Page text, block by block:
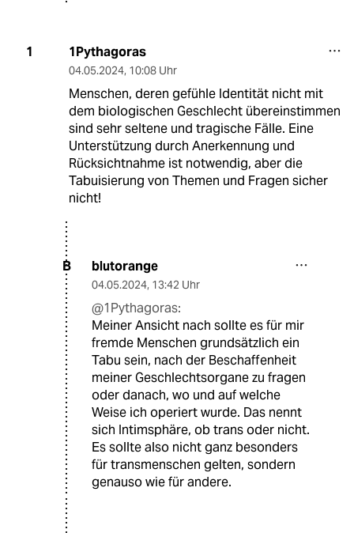
1 1Pythagoras
04.05.2024, 10:08 Uhr
Menschen, deren gefühle Identität nicht mit
dem biologischen Geschlecht übereinstimmen
sind sehr seltene und tragische Fälle. Eine
Unterstützung durch Anerkennung und
Rücksichtnahme ist notwendig, aber die
Tabuisierung von Themen und Fragen sicher
nicht!
B blutorange
04.05.2024, 13:42 Uhr
@1Pythagoras:
Meiner Ansicht nach sollte es für mir
fremde Menschen grundsätzlich ein
Tabu sein, nach der Beschaffenheit
meiner Geschlechtsorgane zu fragen
oder danach, wo und auf welche
Weise ich operiert wurde. Das nennt
sich Intimsphäre, ob trans oder nicht.
Es sollte also nicht ganz besonders
für transmenschen gelten, sondern
genauso wie für andere.